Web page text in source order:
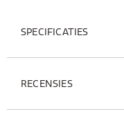
SPECIFICATIES
RECENSIES